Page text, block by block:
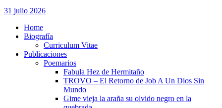
31 julio 2026
Home
Biografía
Curriculum Vitae​
Publicaciones
Poemarios
Fabula Hez de Hermitaño
TROVO – El Retorno de Job A Un Dios Sin
Mundo
Gime vieja la araña su olvido negro en la